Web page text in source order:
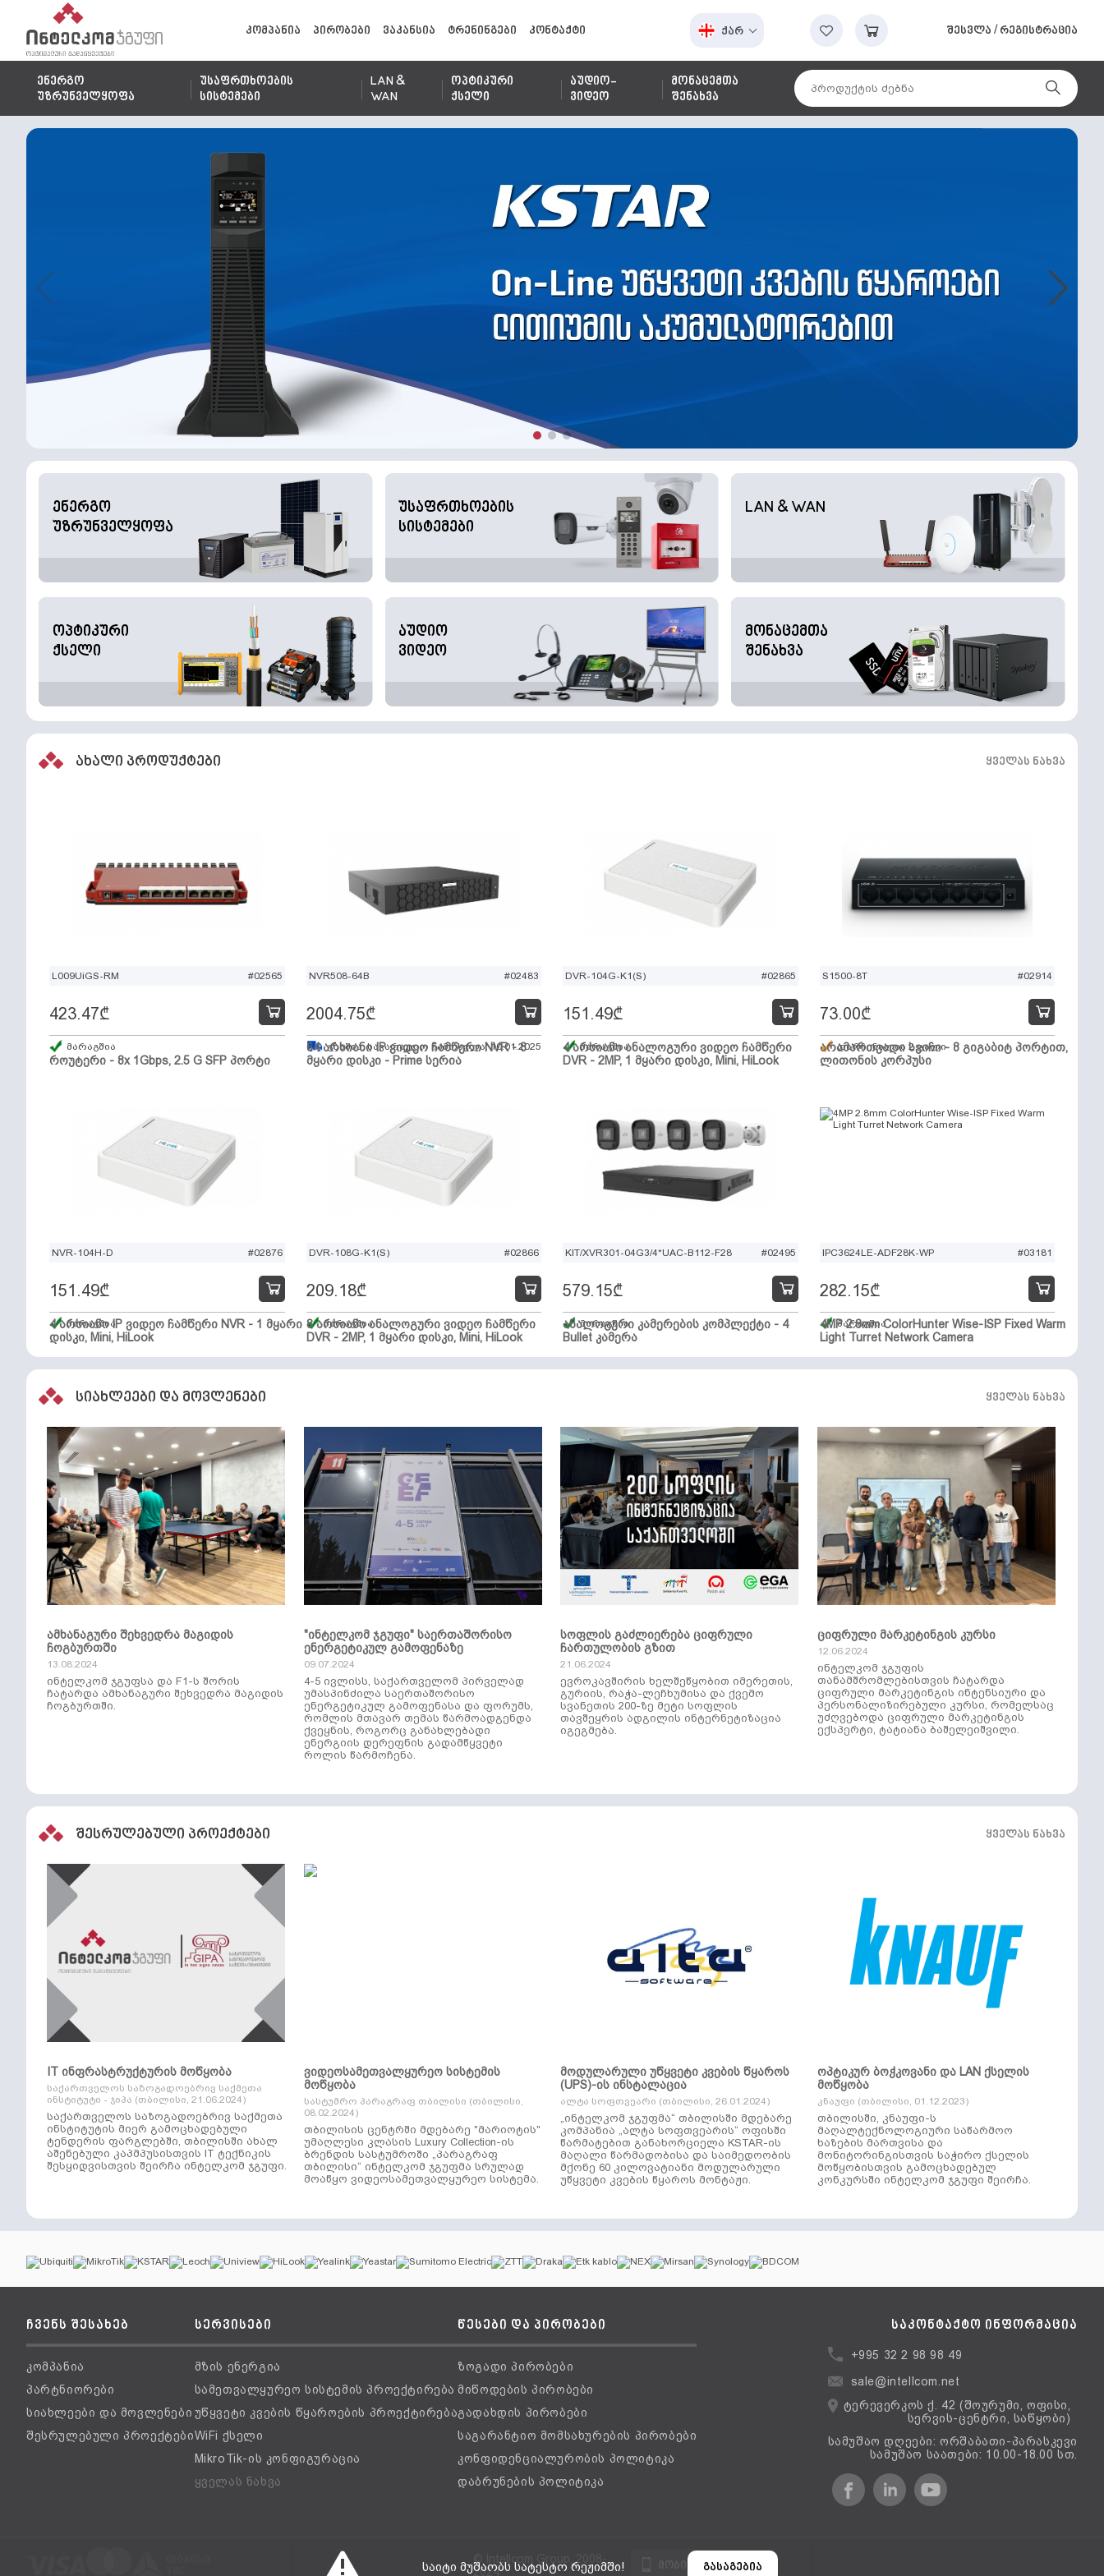
კომპანია პირობები ვაკანსია ტრენინგები კონტაქტი ქარ შესვლა / რეგისტრაცია
ენერგო
უზრუნველყოფა
უსაფრთხოების
სისტემები
LAN &
WAN
ოპტიკური
ქსელი
აუდიო-
ვიდეო
მონაცემთა
შენახვა
ენერგო
უზრუნველყოფა
უსაფრთხოების
სისტემები
LAN & WAN
ოპტიკური
ქსელი
აუდიო
ვიდეო
მონაცემთა
შენახვა
ახალი პროდუქტები ყველას ნახვა
L009UiGS-RM #02565
როუტერი - 8x 1Gbps, 2.5 G SFP პორტი
423.47₾
მარაგშია
NVR508-64B #02483
64 არხიანი IP ვიდეო ჩამწერი NVR - 8
მყარი დისკი - Prime სერია
2004.75₾
გზაშია, სავარაუდო ჩამოსვლა: 10.01.2025
DVR-104G-K1(S) #02865
4 არხიანი ანალოგური ვიდეო ჩამწერი
DVR - 2MP, 1 მყარი დისკი, Mini, HiLook
151.49₾
მარაგშია
S1500-8T #02914
არამართვადი სვიჩი - 8 გიგაბიტ პორტით,
ლითონის კორპუსი
73.00₾
დარჩენილია 2 ცალი
NVR-104H-D #02876
4 არხიანი IP ვიდეო ჩამწერი NVR - 1 მყარი
დისკი, Mini, HiLook
151.49₾
მარაგშია
DVR-108G-K1(S) #02866
8 არხიანი ანალოგური ვიდეო ჩამწერი
DVR - 2MP, 1 მყარი დისკი, Mini, HiLook
209.18₾
მარაგშია
KIT/XVR301-04G3/4*UAC-B112-F28 #02495
ანალოგური კამერების კომპლექტი - 4
Bullet კამერა
579.15₾
მარაგშია
IPC3624LE-ADF28K-WP #03181
4MP 2.8mm ColorHunter Wise-ISP Fixed Warm
Light Turret Network Camera
282.15₾
მარაგშია
სიახლეები და მოვლენები ყველას ნახვა
ამხანაგური შეხვედრა მაგიდის
ჩოგბურთში
13.08.2024
ინტელკომ ჯგუფსა და F1-ს შორის
ჩატარდა ამხანაგური შეხვედრა მაგიდის
ჩოგბურთში.
"ინტელკომ ჯგუფი" საერთაშორისო
ენერგეტიკულ გამოფენაზე
09.07.2024
4-5 ივლისს, საქართველომ პირველად
უმასპინძილა საერთაშორისო
ენერგეტიკულ გამოფენასა და ფორუმს,
რომლის მთავარ თემას წარმოადგენდა
ქვეყნის, როგორც განახლებადი
ენერგიის დერეფნის გადამწყვეტი
როლის წარმოჩენა.
სოფლის გაძლიერება ციფრული
ჩართულობის გზით
21.06.2024
ევროკავშირის ხელშეწყობით იმერეთის,
გურიის, რაჭა-ლეჩხუმისა და ქვემო
სვანეთის 200-ზე მეტი სოფლის
თავშეყრის ადგილის ინტერნეტიზაცია
იგეგმება.
ციფრული მარკეტინგის კურსი
12.06.2024
ინტელკომ ჯგუფის
თანამშრომლებისთვის ჩატარდა
ციფრული მარკეტინგის ინტენსიური და
პერსონალიზირებული კურსი, რომელსაც
უძღვებოდა ციფრული მარკეტინგის
ექსპერტი, ტატიანა ბაშელეიშვილი.
შესრულებული პროექტები ყველას ნახვა
IT ინფრასტრუქტურის მოწყობა
საქართველოს საზოგადოებრივ საქმეთა
ინსტიტუტი - ჯიპა (თბილისი, 21.06.2024)
საქართველოს საზოგადოებრივ საქმეთა
ინსტიტუტის მიერ გამოცხადებული
ტენდერის ფარგლებში, თბილისში ახალ
აშენებული კაპმპუსისთვის IT ტექნიკის
შესყიდვისთვის შეირჩა ინტელკომ ჯგუფი.
ვიდეოსამეთვალყურეო სისტემის
მოწყობა
სასტუმრო პარაგრაფ თბილისი (თბილისი,
08.02.2024)
თბილისის ცენტრში მდებარე "მარიოტის"
უმაღლესი კლასის Luxury Collection-ის
ბრენდის სასტუმროში „პარაგრაფ
თბილისი“ ინტელკომ ჯგუფმა სრულად
მოაწყო ვიდეოსამეთვალყურეო სისტემა.
მოდულარული უწყვეტი კვების წყაროს
(UPS)-ის ინსტალაცია
ალტა სოფთვეარი (თბილისი, 26.01.2024)
„ინტელკომ ჯგუფმა“ თბილისში მდებარე
კომპანია „ალტა სოფთვეარის“ ოფისში
წარმატებით განახორციელა KSTAR-ის
მაღალი წარმადობისა და საიმედოობის
მქონე 60 კილოვატიანი მოდულარული
უწყვეტი კვების წყაროს მონტაჟი.
ოპტიკურ ბოჭკოვანი და LAN ქსელის
მოწყობა
კნაუფი (თბილისი, 01.12.2023)
თბილისში, კნაუფი-ს
მაღალტექნოლოგიური საწარმოო
ხაზების მართვისა და
მონიტორინგისთვის საჭირო ქსელის
მოწყობისთვის გამოცხადებულ
კონკურსში ინტელკომ ჯგუფი შეირჩა.
ჩვენს შესახებ
კომპანია
პარტნიორები
სიახლეები და მოვლენები
შესრულებული პროექტები
სერვისები
მზის ენერგია
სამეთვალყურეო სისტემის პროექტირება
უწყვეტი კვების წყაროების პროექტირება
WiFi ქსელი
MikroTik-ის კონფიგურაცია
ყველას ნახვა
წესები და პირობები
ზოგადი პირობები
მიწოდების პირობები
გადახდის პირობები
საგარანტიო მომსახურების პირობები
კონფიდენციალურობის პოლიტიკა
დაბრუნების პოლიტიკა
საკონტაქტო ინფორმაცია
+995 32 2 98 98 49
sale@intellcom.net
ტერევერკოს ქ. 42 (შოურუმი, ოფისი,
სერვის-ცენტრი, საწყობი)
სამუშაო დღეები: ორშაბათი-პარასკევი
სამუშაო საათები: 10.00-18.00 სთ.
2024
მობილური ვერსია
საიტი მუშაობს სატესტო რეჟიმში! გასაგებია